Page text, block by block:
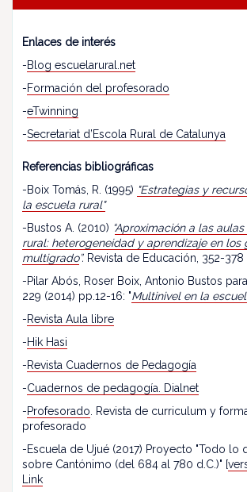
Enlaces de interés
-Blog escuelarural.net
-Formación del profesorado
-eTwinning
-Secretariat d’Escola Rural de Catalunya
Referencias bibliográficas
-Boix Tomás, R. (1995) "Estrategias y
la escuela rural"
-Bustos A. (2010) “Aproximación a las
rural: heterogeneidad y aprendizaje en los
multigrado”. Revista de Educación, 352-378
-Pilar Abós, Roser Boix, Antonio Bustos para
229 (2014) pp.12-16: "Multinivel en la
-Revista Aula libre
-Hik Hasi
-Revista Cuadernos de Pedagogía
-Cuadernos de pedagogía. Dialnet
-Profesorado . Revista de curriculum y
profesorado
-Escuela de Ujué (2017) Proyecto "Todo lo
sobre Cantónimo (del 684 al 780 d.C.)" [
Link